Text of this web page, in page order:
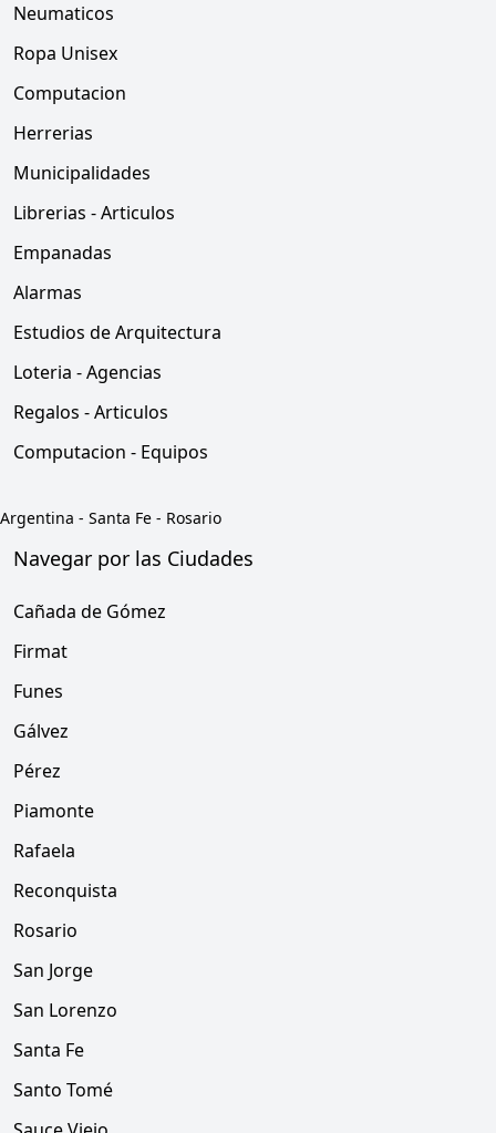
Neumaticos
Ropa Unisex
Computacion
Herrerias
Municipalidades
Librerias - Articulos
Empanadas
Alarmas
Estudios de Arquitectura
Loteria - Agencias
Regalos - Articulos
Computacion - Equipos
Argentina - Santa Fe - Rosario
Navegar por las Ciudades
Cañada de Gómez
Firmat
Funes
Gálvez
Pérez
Piamonte
Rafaela
Reconquista
Rosario
San Jorge
San Lorenzo
Santa Fe
Santo Tomé